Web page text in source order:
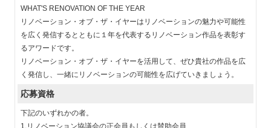
WHAT'S RENOVATION OF THE YEAR
リノベーション・オブ・ザ・イヤーはリノベーションの魅力や可能性
を広く発信するとともに１年を代表するリノベーション作品を表彰す
るアワードです。
リノベーション・オブ・ザ・イヤーを活用して、ぜひ貴社の作品を広
く発信し、一緒にリノベーションの可能性を広げていきましょう。
応募資格
下記のいずれかの者。
1.リノベーション協議会の正会員もしくは賛助会員